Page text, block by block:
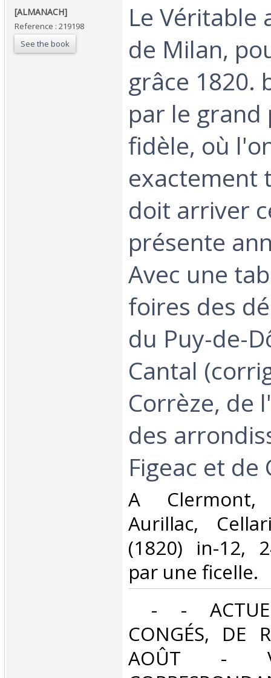
‎[ALMANACH] ‎
Reference : 219198
See the book
‎Le Véritable
de Milan,
grâce 1820.
par le grand
fidèle, où
exactement
doit arriver
présente
Avec une
foires des
du Puy-de-
Cantal
Corrèze, de
des
Figeac et de
‎A
Aurillac,
(1820) in-12,
par une ficelle. ‎
- -
CONGÉS, DE
AOÛT -